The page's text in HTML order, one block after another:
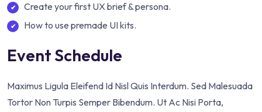
Create your first UX brief & persona.
How to use premade UI kits.
Event Schedule
Maximus Ligula Eleifend Id Nisl Quis Interdum. Sed Malesuada
Tortor Non Turpis Semper Bibendum. Ut Ac Nisi Porta,